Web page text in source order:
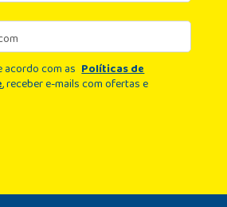
acordo com as Políticas de
, receber e-mails com ofertas e